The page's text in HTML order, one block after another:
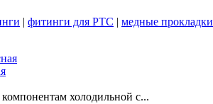
| фитинги для PTC | медные прокладки
холодильной с...